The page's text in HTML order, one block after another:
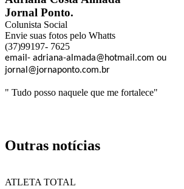
Jornal Ponto.
Colunista Social
Envie suas fotos pelo Whatts
(37)99197- 7625
email- adriana-almada@hotmail.com ou
jornal@jornaponto.com.br
" Tudo posso naquele que me fortalece"
Outras notícias
ATLETA TOTAL